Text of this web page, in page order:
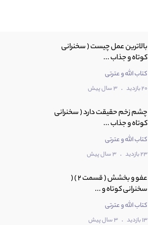
بالاترین عمل چیست ( سخنرانی
کوتاه و جذاب ...
کتاب الله و عترتی
20 بازدید . 3 سال پیش
چشم زخم حقیقت دارد ( سخنرانی
کوتاه و جذاب ...
کتاب الله و عترتی
23 بازدید . 3 سال پیش
عفو و بخشش ( قسمت 2 ) (
سخنرانی کوتاه و ...
کتاب الله و عترتی
13 بازدید . 3 سال پیش